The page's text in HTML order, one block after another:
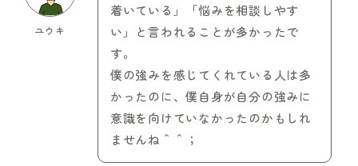
ユウキ
着いている」「悩みを相談しやす
い」と言われることが多かったで
す。
僕の強みを感じてくれている人は多
かったのに、僕自身が自分の強みに
意識を向けていなかったのかもしれ
ませんね＾＾；